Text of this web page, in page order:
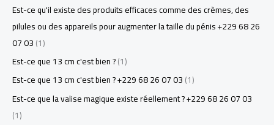
Est-ce qu'il existe des produits efficaces comme des crèmes, des
pilules ou des appareils pour augmenter la taille du pénis +229 68 26
07 03(1)
Est-ce que 13 cm c'est bien ?(1)
Est-ce que 13 cm c'est bien ? +229 68 26 07 03(1)
Est-ce que la valise magique existe réellement ? +229 68 26 07 03
(1)